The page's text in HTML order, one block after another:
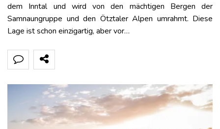
dem Inntal und wird von den mächtigen Bergen der
Samnaungruppe und den Ötztaler Alpen umrahmt. Diese
Lage ist schon einzigartig, aber vor…